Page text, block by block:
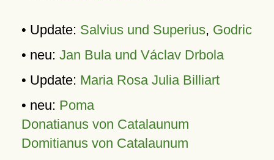
• Update: Salvius und Superius, Godric
• neu: Jan Bula und Václav Drbola
• Update: Maria Rosa Julia Billiart
• neu: Poma
Donatianus von Catalaunum
Domitianus von Catalaunum